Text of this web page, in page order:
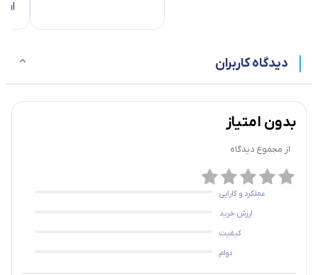
دیدگاه کاربران
بدون امتیاز
از مجموع دیدگاه
عملکرد و کارایی
ارزش خرید
کیفیت
دوام